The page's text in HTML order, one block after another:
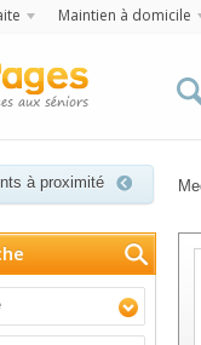
Maintien à domicile
à proximité